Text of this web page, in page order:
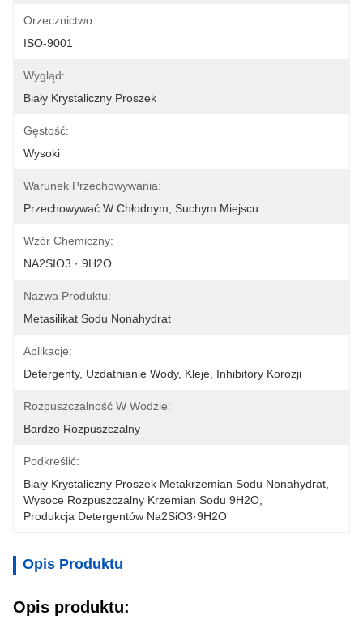
Orzecznictwo:
ISO-9001
Wygląd:
Biały Krystaliczny Proszek
Gęstość:
Wysoki
Warunek Przechowywania:
Przechowywać W Chłodnym, Suchym Miejscu
Wzór Chemiczny:
NA2SIO3 · 9H2O
Nazwa Produktu:
Metasilikat Sodu Nonahydrat
Aplikacje:
Detergenty, Uzdatnianie Wody, Kleje, Inhibitory Korozji
Rozpuszczalność W Wodzie:
Bardzo Rozpuszczalny
Podkreślić:
Biały Krystaliczny Proszek Metakrzemian Sodu Nonahydrat
Wysoce Rozpuszczalny Krzemian Sodu 9H2O
Produkcja Detergentów Na2SiO3·9H2O
Opis Produktu
Opis produktu: